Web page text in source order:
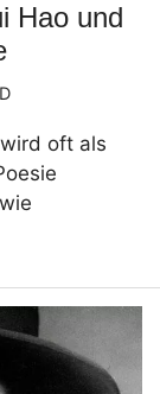
Hao und
oft als